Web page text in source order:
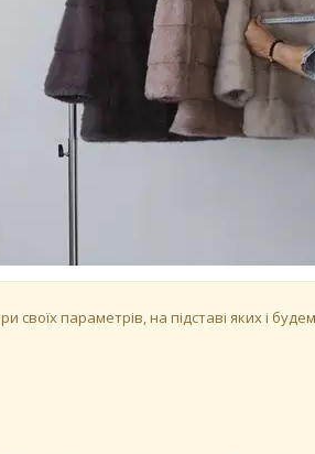
параметрів, на підставі яких і